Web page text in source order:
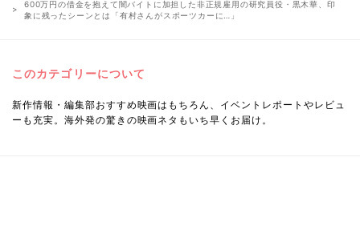
600万円の借金を抱えて闇バイトに加担した非正規雇用の研究員役・黒木華、印
象に残ったシーンとは「有村さんがスポーツカーに…」
このカテゴリーについて
新作情報・編集部おすすめ映画はもちろん、イベントレポートやレビュ
ーも充実。海外発の驚きの映画ネタもいち早くお届け。